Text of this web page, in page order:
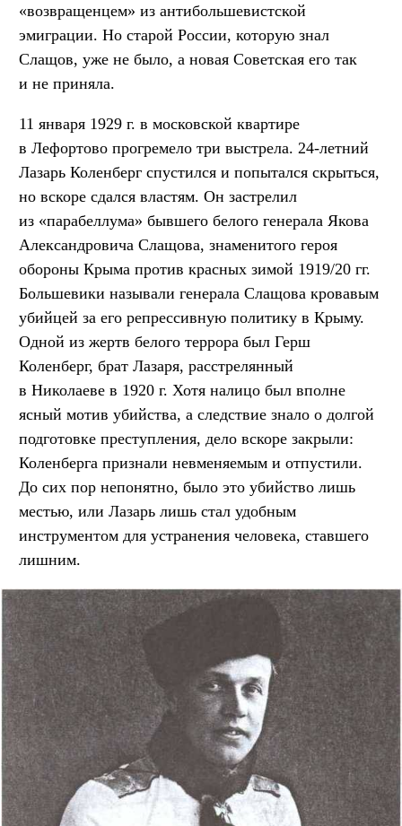
«возвращенцем» из антибольшевистской
эмиграции. Но старой России, которую знал
Слащов, уже не было, а новая Советская его так
и не приняла.
11 января 1929 г. в московской квартире
в Лефортово прогремело три выстрела. 24-летний
Лазарь Коленберг спустился и попытался скрыться,
но вскоре сдался властям. Он застрелил
из «парабеллума» бывшего белого генерала Якова
Александровича Слащова, знаменитого героя
обороны Крыма против красных зимой 1919/20 гг.
Большевики называли генерала Слащова кровавым
убийцей за его репрессивную политику в Крыму.
Одной из жертв белого террора был Герш
Коленберг, брат Лазаря, расстрелянный
в Николаеве в 1920 г. Хотя налицо был вполне
ясный мотив убийства, а следствие знало о долгой
подготовке преступления, дело вскоре закрыли:
Коленберга признали невменяемым и отпустили.
До сих пор непонятно, было это убийство лишь
местью, или Лазарь лишь стал удобным
инструментом для устранения человека, ставшего
лишним.